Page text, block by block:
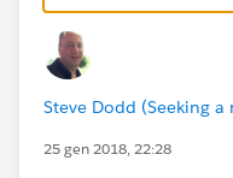
Steve Dodd (Seeking
25 gen 2018, 22:28